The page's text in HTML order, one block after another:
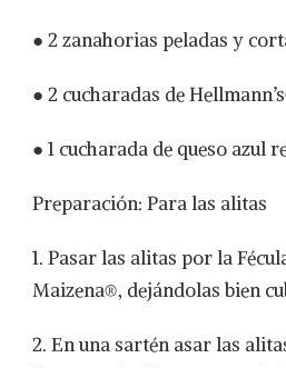
● 2 zanahorias peladas y
● 2 cucharadas de
● 1 cucharada de queso azul
Preparación: Para las alitas
1. Pasar las alitas por la
Maizena®, dejándolas bien
2. En una sartén asar las